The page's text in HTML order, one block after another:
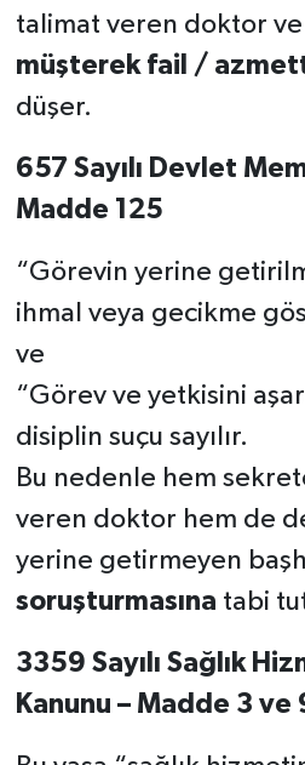
talimat veren doktor
müşterek fail /
düşer.
657 Sayılı Devlet
Madde 125
“Görevin yerine
ihmal veya gecikme
ve
“Görev ve yetkisini
disiplin suçu sayılır.
Bu nedenle hem
veren doktor hem de
yerine getirmeyen
soruşturmasına tabi
3359 Sayılı Sağlık
Kanunu – Madde 3 ve